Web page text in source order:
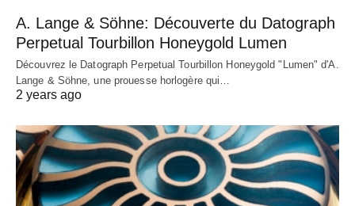
A. Lange & Söhne: Découverte du Datograph
Perpetual Tourbillon Honeygold Lumen
Découvrez le Datograph Perpetual Tourbillon Honeygold "Lumen" d'A.
Lange & Söhne, une prouesse horlogère qui…
2 years ago